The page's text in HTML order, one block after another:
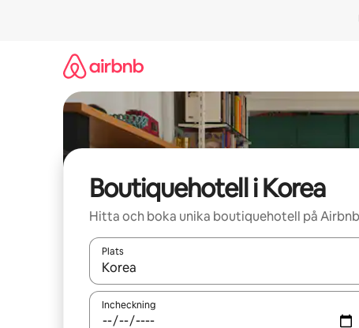
Boutiquehotell i Korea
Hitta och boka unika boutiquehotell på Airbnb
Plats
När resultaten är tillgängliga kan du navigera
Incheckning